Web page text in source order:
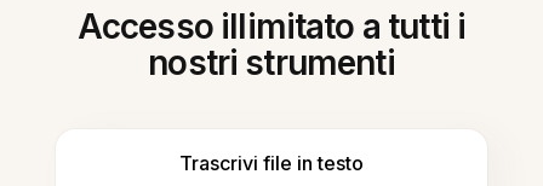
Accesso illimitato a tutti i
nostri strumenti
Trascrivi file in testo